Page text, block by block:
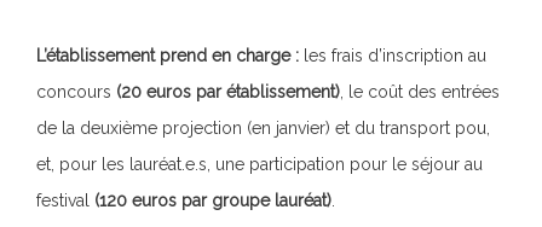
L’établissement prend en charge : les frais d’inscription au
concours (20 euros par établissement) , le coût des entrées
de la deuxième projection (en janvier) et du transport pou,
et, pour les lauréat.e.s, une participation pour le séjour au
festival (120 euros par groupe lauréat)